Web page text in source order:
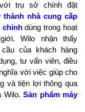
trụ sở chính đặt
nhà cung cấp
chỉnhdùng trong hoạt
Wilo nhận thấy
của khách hàng
tư vấn viên, điều
với việc giúp cho
và tiện lợi thông qua
Wilo.Sản phẩm máy